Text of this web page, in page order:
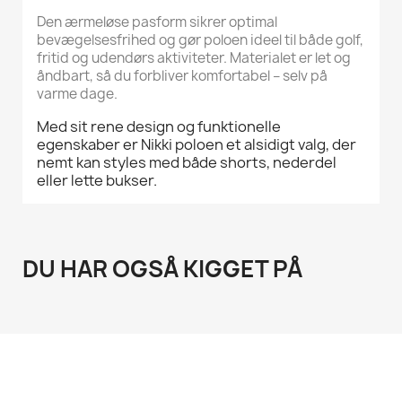
Den ærmeløse pasform sikrer optimal
bevægelsesfrihed og gør poloen ideel til både golf,
fritid og udendørs aktiviteter. Materialet er let og
åndbart, så du forbliver komfortabel – selv på
varme dage.
Med sit rene design og funktionelle
egenskaber er Nikki poloen et alsidigt valg, der
nemt kan styles med både shorts, nederdel
eller lette bukser.
DU HAR OGSÅ KIGGET PÅ